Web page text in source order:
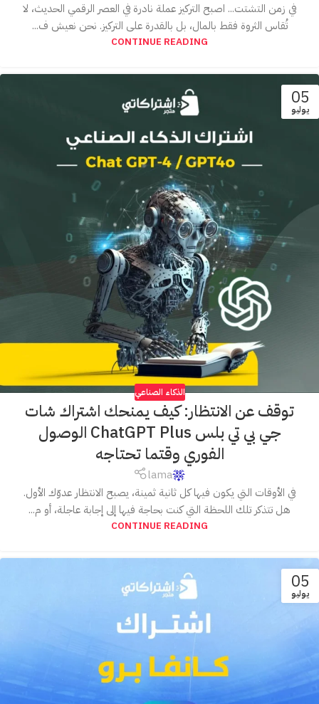
في زمن التشتت... اصبح التركيز عملة نادرة في العصر الرقمي الحديث، لا
تُقاس الثروة فقط بالمال، بل بالقدرة على التركيز. نحن نعيش ف...
CONTINUE READING
05
يوليو
الذكاء الصناعي
توقف عن الانتظار: كيف يمنحك اشتراك شات
جي بي تي بلس ChatGPT Plus الوصول
الفوري وقتما تحتاجه
lama
في الأوقات التي يكون فيها كل ثانية ثمينة، يصبح الانتظار عدوّك الأول.
هل تتذكر تلك اللحظة التي كنت بحاجة فيها إلى إجابة عاجلة، أو م...
CONTINUE READING
05
يوليو